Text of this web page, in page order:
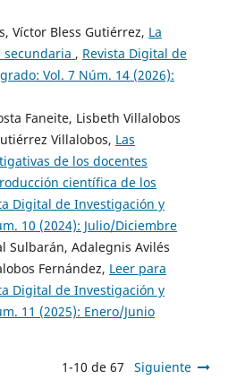
Víctor Bless Gutiérrez, La
, Revista Digital de
Vol. 7 Núm. 14 (2026):
Faneite, Lisbeth Villalobos
Villalobos, Las
de los docentes
científica de los
Digital de Investigación y
10 (2024): Julio/Diciembre
Sulbarán, Adalegnis Avilés
Fernández, Leer para
Digital de Investigación y
11 (2025): Enero/Junio
1-10 de 67 Siguiente